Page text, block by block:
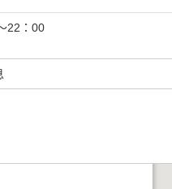
22：00